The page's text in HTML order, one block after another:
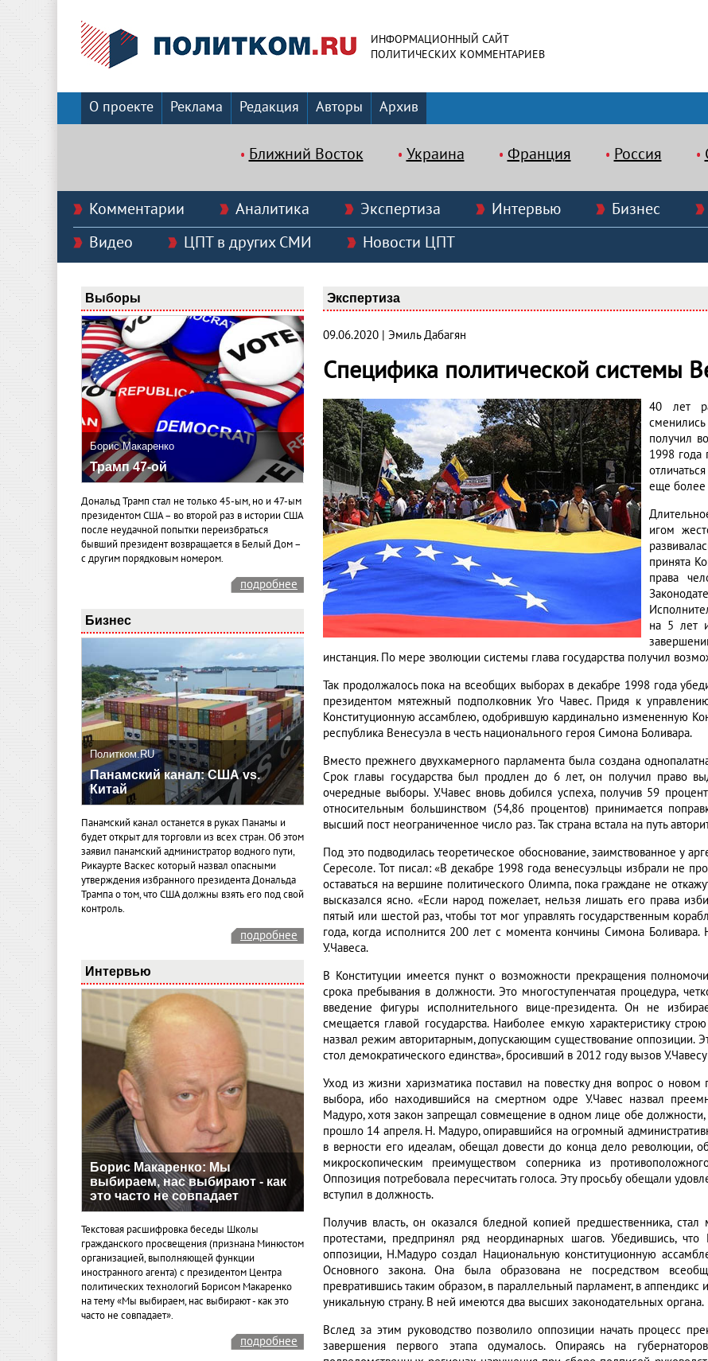
ИНФОРМАЦИОННЫЙ САЙТ
ПОЛИТИЧЕСКИХ КОММЕНТАРИЕВ
О проекте Реклама Редакция Авторы Архив
Ближний Восток Украина Франция Россия
Комментарии Аналитика Экспертиза Интервью Бизнес
Видео
ЦПТ в других СМИ Новости ЦПТ
Выборы
Борис Макаренко
Трамп 47-ой
Дональд Трамп стал не только 45-ым, но и 47-ым
президентом США – во второй раз в истории США
после неудачной попытки переизбраться
бывший президент возвращается в Белый Дом –
с другим порядковым номером.
подробнее
Бизнес
Политком.RU
Панамский канал: США vs.
Китай
Панамский канал останется в руках Панамы и
будет открыт для торговли из всех стран. Об этом
заявил панамский администратор водного пути,
Рикаурте Васкес который назвал опасными
утверждения избранного президента Дональда
Трампа о том, что США должны взять его под свой
контроль.
подробнее
Интервью
Борис Макаренко: Мы
выбираем, нас выбирают - как
это часто не совпадает
Текстовая расшифровка беседы Школы
гражданского просвещения (признана Минюстом
организацией, выполняющей функции
иностранного агента) с президентом Центра
политических технологий Борисом Макаренко
на тему «Мы выбираем, нас выбирают - как это
часто не совпадает».
подробнее
Экспертиза
09.06.2020 | Эмиль Дабагян
Специфика политической системы
40 лет
получил
1998 года
еще более
игом
принята
права
на 5 лет
инстанция. По мере эволюции системы глава государства получил
Так продолжалось пока на всеобщих выборах в декабре 1998 года
президентом мятежный подполковник Уго Чавес. Придя к
Конституционную ассамблею, одобрившую кардинально измененную
республика Венесуэла в честь национального героя Симона Боливара.
Вместо прежнего двухкамерного парламента была создана
Срок главы государства был продлен до 6 лет, он получил право
очередные выборы. У.Чавес вновь добился успеха, получив 59
относительным большинством (54,86 процентов) принимается
высший пост неограниченное число раз. Так страна встала на путь
Под это подводилась теоретическое обоснование, заимствованное у
Сересоле. Тот писал: «В декабре 1998 года венесуэльцы избрали не
оставаться на вершине политического Олимпа, пока граждане не
высказался ясно. «Если народ пожелает, нельзя лишать его права
пятый или шестой раз, чтобы тот мог управлять государственным
года, когда исполнится 200 лет с момента кончины Симона
У.Чавеса.
В Конституции имеется пункт о возможности прекращения
срока пребывания в должности. Это многоступенчатая процедура,
введение фигуры исполнительного вице-президента. Он не
смещается главой государства. Наиболее емкую характеристику
назвал режим авторитарным, допускающим существование оппозиции.
стол демократического единства», бросивший в 2012 году вызов
Уход из жизни харизматика поставил на повестку дня вопрос о
выбора, ибо находившийся на смертном одре У.Чавес назвал
Мадуро, хотя закон запрещал совмещение в одном лице обе должности,
прошло 14 апреля. Н. Мадуро, опиравшийся на огромный
в верности его идеалам, обещал довести до конца дело революции,
микроскопическим преимуществом соперника из
Оппозиция потребовала пересчитать голоса. Эту просьбу обещали
вступил в должность.
Получив власть, он оказался бледной копией предшественника,
протестами, предпринял ряд неординарных шагов. Убедившись, что
оппозиции, Н.Мадуро создал Национальную конституционную
Основного закона. Она была образована не посредством
превратившись таким образом, в параллельный парламент, в аппендикс
уникальную страну. В ней имеются два высших законодательных органа.
Вслед за этим руководство позволило оппозиции начать процесс
завершения первого этапа одумалось. Опираясь на